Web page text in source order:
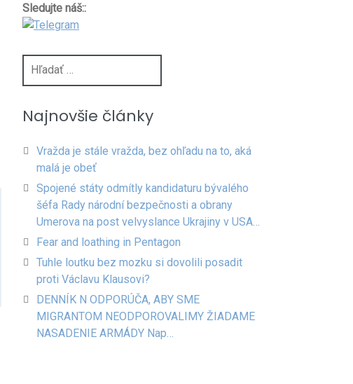
Sledujte náš::
Najnovšie články
Vražda je stále vražda, bez ohľadu na to, aká
malá je obeť
Spojené státy odmítly kandidaturu bývalého
šéfa Rady národní bezpečnosti a obrany
Umerova na post velvyslance Ukrajiny v USA…
Fear and loathing in Pentagon
Tuhle loutku bez mozku si dovolili posadit
proti Václavu Klausovi?
DENNÍK N ODPORÚČA, ABY SME
MIGRANTOM NEODPOROVALIMY ŽIADAME
NASADENIE ARMÁDY Nap…